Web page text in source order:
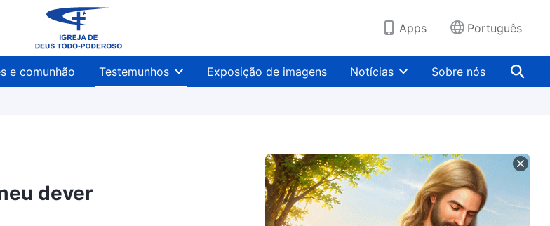
Apps Português
e comunhão Testemunhos Exposição de imagens Notícias Sobre nós
dever